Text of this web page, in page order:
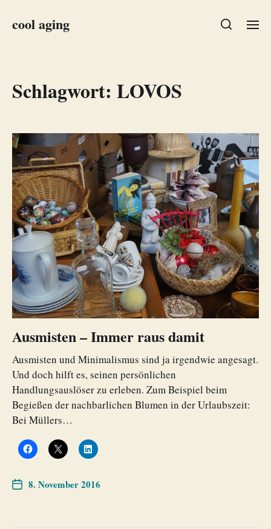
cool aging
Schlagwort: LOVOS
Ausmisten – Immer raus damit
Ausmisten und Minimalismus sind ja irgendwie angesagt.
Und doch hilft es, seinen persönlichen
Handlungsauslöser zu erleben. Zum Beispiel beim
Begießen der nachbarlichen Blumen in der Urlaubszeit:
Bei Müllers…
8. November 2016